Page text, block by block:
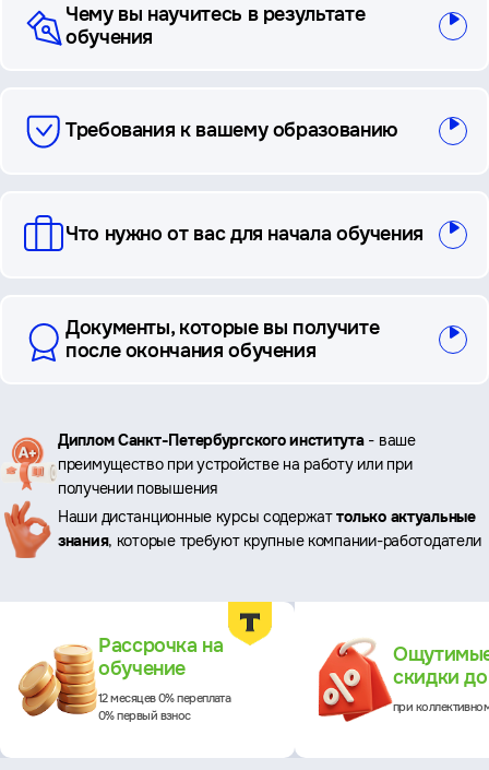
Чему вы научитесь в результате
обучения
Требования к вашему образованию
Что нужно от вас для начала обучения
Документы, которые вы получите
после окончания обучения
Ключевые
преимущества
Диплом Санкт-Петербургского института- ваше
преимущество при устройстве на работу или при
получении повышения
Наши дистанционные курсы содержаттолько актуальные
знания, которые требуют крупные компании-работодатели
Рассрочка на
обучение
12 месяцев 0% переплата
0% первый взнос
скидки
при